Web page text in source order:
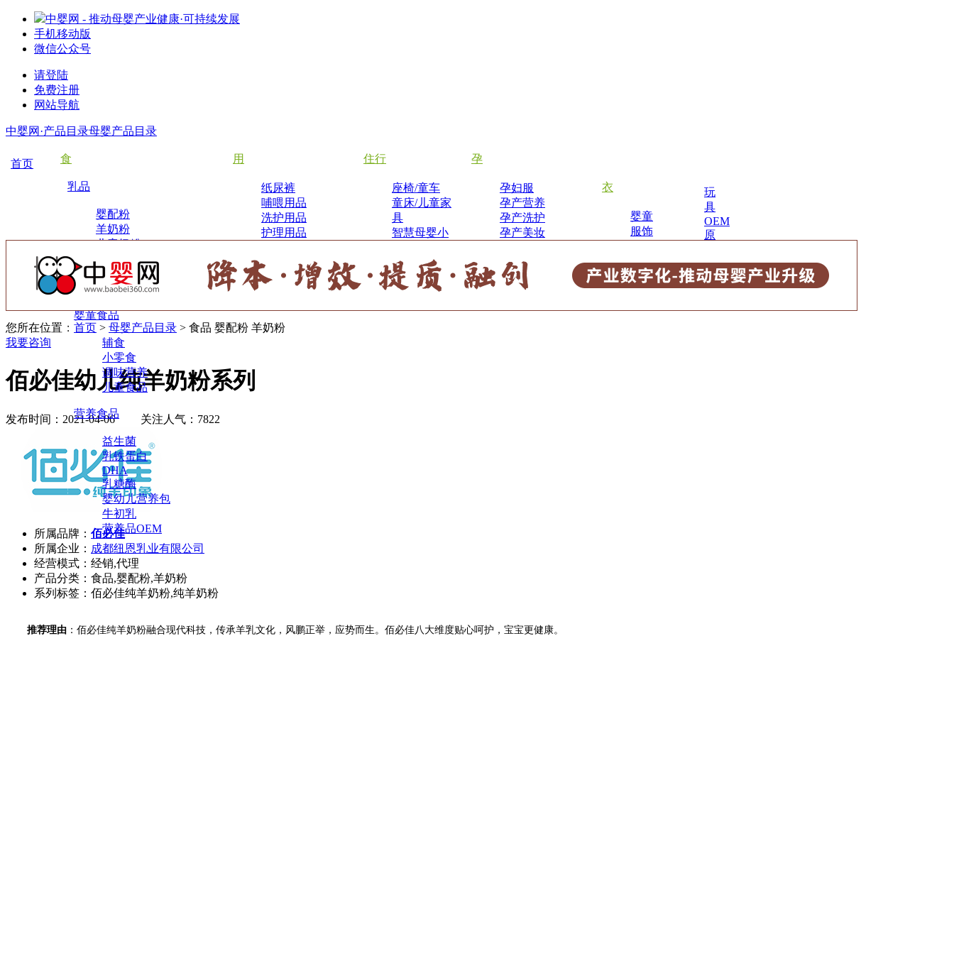
中婴网 - 推动母婴产业健康·可持续发展
手机移动版
微信公众号
请登陆
免费注册
网站导航
中婴网·产品目录母婴产品目录
首页 食
乳品
婴配粉
羊奶粉
儿童奶粉
有机奶粉
孕妈奶粉
成人奶粉
婴童食品
辅食
小零食
调味营养
儿童食品
营养食品
益生菌
乳铁蛋白
DHA
乳糖酶
婴幼儿营养包
牛初乳
营养品OEM
用
纸尿裤
哺喂用品
洗护用品
护理用品
住行
座椅/童车
童床/儿童家
具
智慧母婴小
孕
孕妇服
孕产营养
孕产洗护
孕产美妆
月子餐
衣
婴童
服饰
鞋
玩
具
OEM
原
您所在位置： 首页 > 母婴产品目录 > 食品 婴配粉 羊奶粉
我要咨询
佰必佳幼儿纯羊奶粉系列
发布时间：2021-04-06 关注人气：7822
所属品牌： 佰必佳
所属企业： 成都纽恩乳业有限公司
经营模式：经销,代理
产品分类：食品,婴配粉,羊奶粉
系列标签：佰必佳纯羊奶粉,纯羊奶粉
推荐理由 ：佰必佳纯羊奶粉融合现代科技，传承羊乳文化，风鹏正举，应势而生。佰必佳八大维度贴心呵护，宝宝更健康。